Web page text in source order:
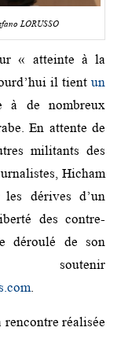
LORUSSO
« atteinte à la
il tientun
de nombreux
En attente de
militants des
Hicham
dérives d’un
des contre-
déroulé de son
.
réalisée